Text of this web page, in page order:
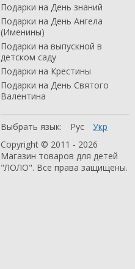
Подарки на День знаний
Подарки на День Ангела
(Именины)
Подарки на выпускной в
детском саду
Подарки на Крестины
Подарки на День Святого
Валентина
Выбрать язык: Рус
Укр
Copyright © 2011 - 2026
Магазин товаров для детей
"ЛОЛО". Все права защищены.